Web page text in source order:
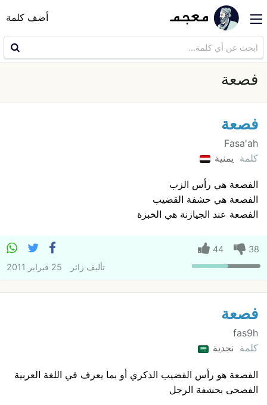
أضف كلمة
فصعة
فصعة
Fasa'ah
كلمة يمنية
الفصعة هي رأس الزب
الفصعة هي حشفة القضيب
الفصعة عند الجيازنة هي الخبزة
38
44
تأليف زائر 25 فبراير 2011
فصعة
fas9h
كلمة نجدية
الفصعة هو رأس القضيب الذكري أو بما يعرف في اللغة العربية
الفصحى بحشفة الرجل